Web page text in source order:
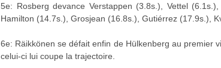
5e: Rosberg devance Verstappen (3.8s.), Vettel
Hamilton (14.7s.), Grosjean (16.8s.), Gutiérrez (17.9s.),
6e: Räikkönen se défait enfin de Hülkenberg au premier
celui-ci lui coupe la trajectoire.